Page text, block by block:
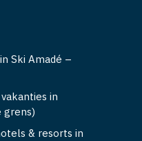
Ski Amadé –
in
grens)
& resorts in